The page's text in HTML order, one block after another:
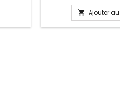
charm
de
Valentin,
mariage Plusieurs
18, 19, 20, 21 cm Pour
conseillons 2cm en
 Ajouter